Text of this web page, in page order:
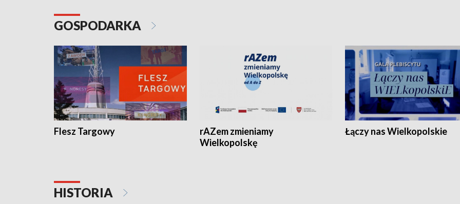
GOSPODARKA
Flesz Targowy
rAZem zmieniamy
Wielkopolskę
Łączy nas Wielkopolskie
HISTORIA